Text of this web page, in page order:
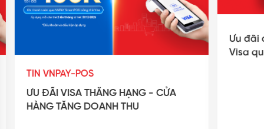
TIN VNPAY-POS
ƯU ĐÃI VISA THĂNG HẠNG - CỬA
HÀNG TĂNG DOANH THU
Ưu đãi
Visa